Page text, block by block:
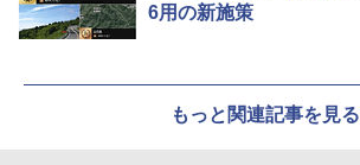
6用の新施策
もっと関連記事を見る